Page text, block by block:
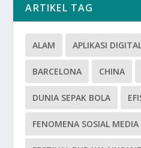
ARTIKEL TAG
ALAM APLIKASI
BARCELONA CHINA
DUNIA SEPAK BOLA
FENOMENA SOSIAL MEDIA